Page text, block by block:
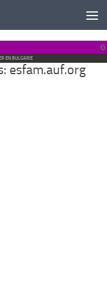
0
EN BULGARIE
esfam.auf.org